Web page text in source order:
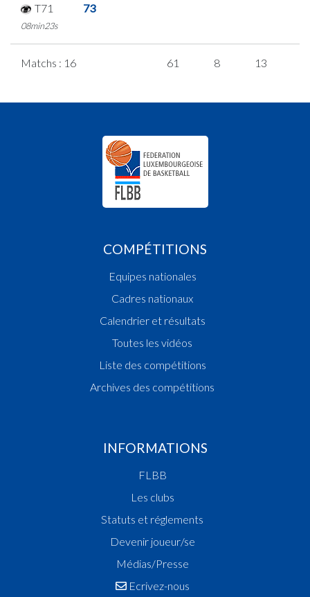
T71
73
08min23s
Matchs : 16 61 8 13
COMPÉTITIONS
Equipes nationales
Cadres nationaux
Calendrier et résultats
Toutes les vidéos
Liste des compétitions
Archives des compétitions
INFORMATIONS
FLBB
Les clubs
Statuts et réglements
Devenir joueur/se
Médias/Presse
Ecrivez-nous